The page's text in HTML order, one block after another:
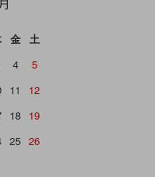
金
土
4
5
11
12
18 19
25 26